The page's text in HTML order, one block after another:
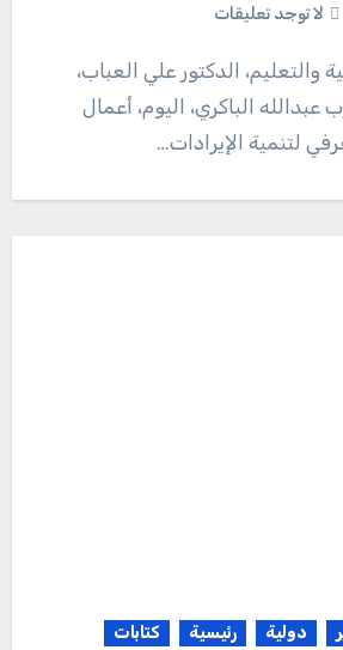
لا توجد تعليقات
الباكري، اليوم، أعمال
لتنمية الإيرادات…
دولية رئيسية
كتابات